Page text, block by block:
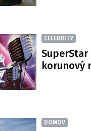
CELEBRITY
SuperStar
korunový
DOMOV